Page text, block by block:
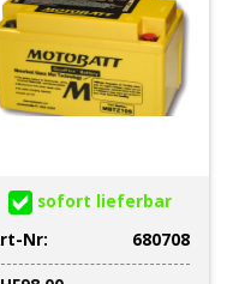
sofort lieferbar
Nr:
680708